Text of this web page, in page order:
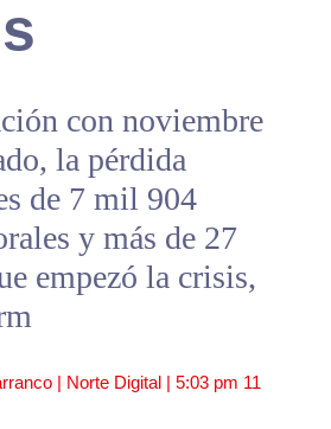
con noviembre
la pérdida
de 7 mil 904
y más de 27
empezó la crisis,
| Norte Digital | 5:03 pm 11